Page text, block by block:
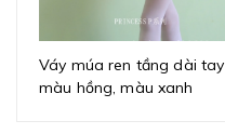
Váy múa ren tầng dài tay
màu hồng, màu xanh